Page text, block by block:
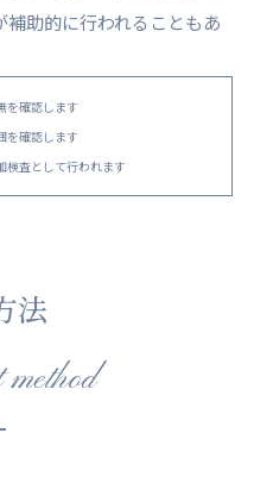
助的に行われることもあ
を確認します
を確認します
検査として行われます
法